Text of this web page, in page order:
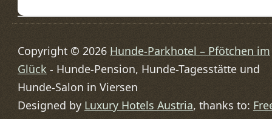
Copyright © 2026 Hunde-Parkhotel – Pfötchen im
Glück - Hunde-Pension, Hunde-Tagesstätte und
Hunde-Salon in Viersen
Designed by Luxury Hotels Austria, thanks to: